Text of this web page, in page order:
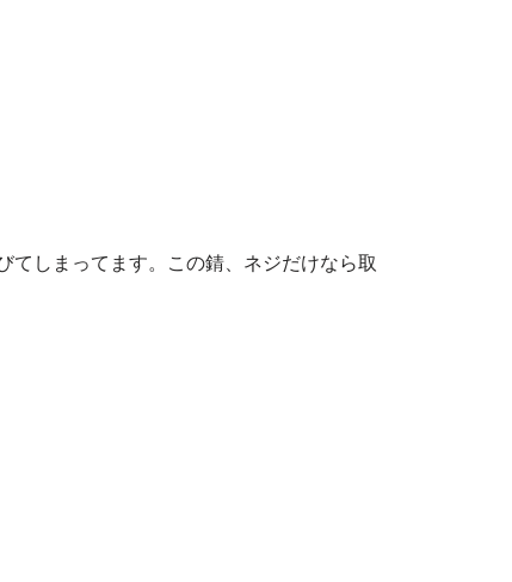
てしまってます。この錆、ネジだけなら取